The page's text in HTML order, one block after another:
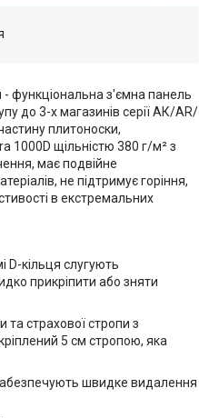
- функціональна з'ємна панель
до 3-х магазинів серії АК/AR/
плитоноски,
1000D щільністю 380 г/м² з
має подвійне
не підтримує горіння,
в екстремальних
D-кільця слугують
прикріпити або зняти
страхової стропи з
5 см стропою, яка
швидке видалення